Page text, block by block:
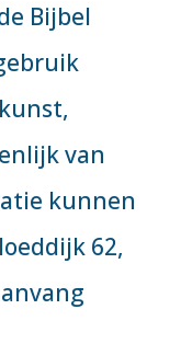
Bijbel
van
kunnen
62,